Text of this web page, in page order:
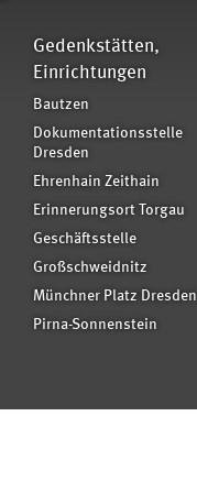
Gedenkstätten,
Einrichtungen
Bautzen
Dokumentationsstelle
Dresden
Ehrenhain Zeithain
Erinnerungsort Torgau
Geschäftsstelle
Großschweidnitz
Münchner Platz Dresden
Pirna-Sonnenstein